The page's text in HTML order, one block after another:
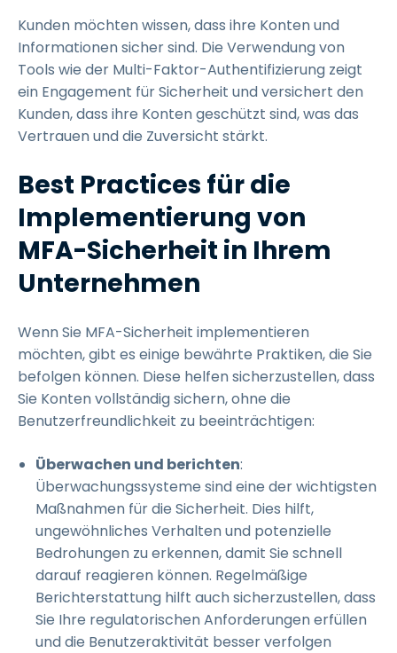
Kunden möchten wissen, dass ihre Konten und
Informationen sicher sind. Die Verwendung von
Tools wie der Multi-Faktor-Authentifizierung zeigt
ein Engagement für Sicherheit und versichert den
Kunden, dass ihre Konten geschützt sind, was das
Vertrauen und die Zuversicht stärkt.
Best Practices für die
Implementierung von
MFA-Sicherheit in Ihrem
Unternehmen
Wenn Sie MFA-Sicherheit implementieren
möchten, gibt es einige bewährte Praktiken, die Sie
befolgen können. Diese helfen sicherzustellen, dass
Sie Konten vollständig sichern, ohne die
Benutzerfreundlichkeit zu beeinträchtigen:
Überwachen und berichten:
Überwachungssysteme sind eine der wichtigsten
Maßnahmen für die Sicherheit. Dies hilft,
ungewöhnliches Verhalten und potenzielle
Bedrohungen zu erkennen, damit Sie schnell
darauf reagieren können. Regelmäßige
Berichterstattung hilft auch sicherzustellen, dass
Sie Ihre regulatorischen Anforderungen erfüllen
und die Benutzeraktivität besser verfolgen